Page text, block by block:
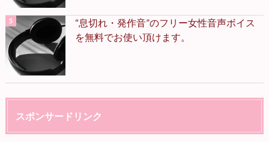
“息切れ・発作音”のフリー女性音声ボイス
を無料でお使い頂けます。
スポンサードリンク